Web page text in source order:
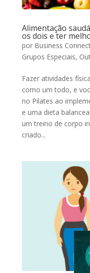
Alimentação
os dois e ter
por Business
Grupos Especiais,
Fazer atividades
como um todo, e
no Pilates ao
e uma dieta
um treino de corpo
criado...